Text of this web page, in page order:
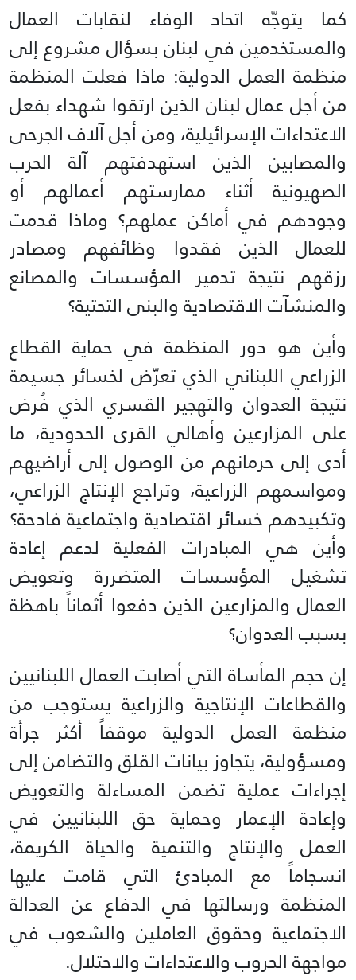
كما يتوجّه اتحاد الوفاء لنقابات العمال
والمستخدمين في لبنان بسؤال مشروع إلى
منظمة العمل الدولية: ماذا فعلت المنظمة
من أجل عمال لبنان الذين ارتقوا شهداء بفعل
الاعتداءات الإسرائيلية، ومن أجل آلاف الجرحى
والمصابين الذين استهدفتهم آلة الحرب
الصهيونية أثناء ممارستهم أعمالهم أو
وجودهم في أماكن عملهم؟ وماذا قدمت
للعمال الذين فقدوا وظائفهم ومصادر
رزقهم نتيجة تدمير المؤسسات والمصانع
والمنشآت الاقتصادية والبنى التحتية؟
وأين هو دور المنظمة في حماية القطاع
الزراعي اللبناني الذي تعرّض لخسائر جسيمة
نتيجة العدوان والتهجير القسري الذي فُرض
على المزارعين وأهالي القرى الحدودية، ما
أدى إلى حرمانهم من الوصول إلى أراضيهم
ومواسمهم الزراعية، وتراجع الإنتاج الزراعي،
وتكبيدهم خسائر اقتصادية واجتماعية فادحة؟
وأين هي المبادرات الفعلية لدعم إعادة
تشغيل المؤسسات المتضررة وتعويض
العمال والمزارعين الذين دفعوا أثماناً باهظة
بسبب العدوان؟
إن حجم المأساة التي أصابت العمال اللبنانيين
والقطاعات الإنتاجية والزراعية يستوجب من
منظمة العمل الدولية موقفاً أكثر جرأة
ومسؤولية، يتجاوز بيانات القلق والتضامن إلى
إجراءات عملية تضمن المساءلة والتعويض
وإعادة الإعمار وحماية حق اللبنانيين في
العمل والإنتاج والتنمية والحياة الكريمة،
انسجاماً مع المبادئ التي قامت عليها
المنظمة ورسالتها في الدفاع عن العدالة
الاجتماعية وحقوق العاملين والشعوب في
مواجهة الحروب والاعتداءات والاحتلال.